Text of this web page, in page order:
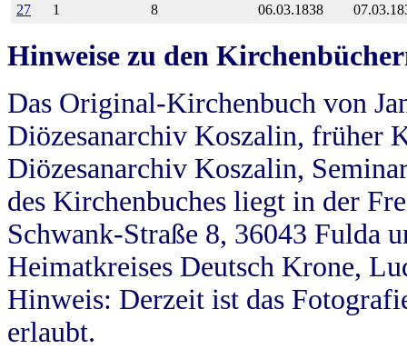
27
1 8 06.03.1838
Hinweise zu den
Das Original-Kirchenbuch von
Diözesanarchiv Koszalin, früher
Diözesanarchiv Koszalin,
des Kirchenbuches liegt in der
Schwank-Straße 8, 36043 Fulda
Heimatkreises Deutsch Krone,
Hinweis: Derzeit ist das
erlaubt.